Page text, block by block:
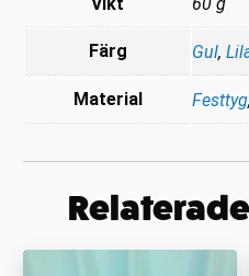
Färg Gul,
Material Festtyg,